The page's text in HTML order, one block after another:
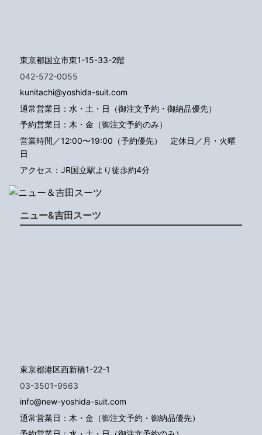
東京都国立市東1-15-33-2階
042-572-0055
kunitachi@yoshida-suit.com
通常営業日：水・土・日（御注文予約・御納品優先）
予約営業日：木・金（御注文予約のみ）
営業時間／12:00〜19:00（予約優先） 定休日／月・火曜
日
アクセス：JR国立駅より徒歩約4分
ニュー&吉田スーツ
東京都港区西新橋1-22-1
03-3501-9563
info@new-yoshida-suit.com
通常営業日：木・金（御注文予約・御納品優先）